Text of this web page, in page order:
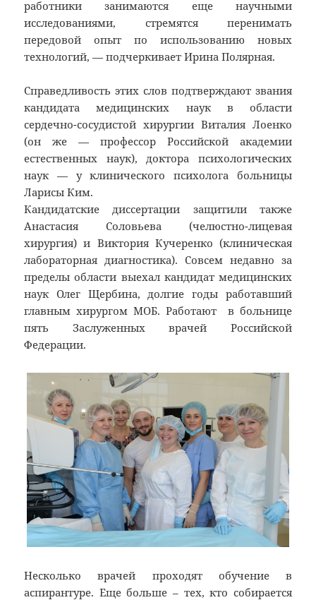
работники занимаются еще научными
исследованиями, стремятся перенимать
передовой опыт по использованию новых
технологий, — подчеркивает Ирина Полярная.
Справедливость этих слов подтверждают звания
кандидата медицинских наук в области
сердечно-сосудистой хирургии Виталия Лоенко
(он же — профессор Российской академии
естественных наук), доктора психологических
наук — у клинического психолога больницы
Ларисы Ким.
Кандидатские диссертации защитили также
Анастасия Соловьева (челюстно-лицевая
хирургия) и Виктория Кучеренко (клиническая
лабораторная диагностика). Совсем недавно за
пределы области выехал кандидат медицинских
наук Олег Щербина, долгие годы работавший
главным хирургом МОБ. Работают в больнице
пять Заслуженных врачей Российской
Федерации.
Несколько врачей проходят обучение в
аспирантуре. Еще больше – тех, кто собирается